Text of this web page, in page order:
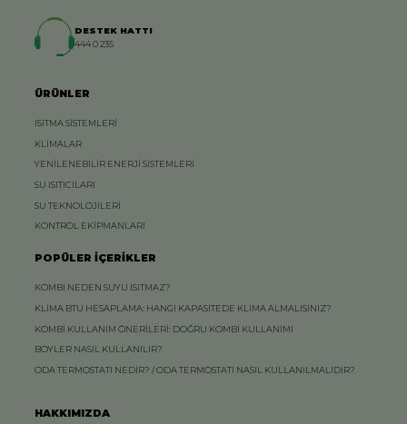
DESTEK HATTI
444 0 235
ÜRÜNLER
ISITMA SİSTEMLERİ
KLİMALAR
YENİLENEBİLİR ENERJİ SİSTEMLERİ
SU ISITICILARI
SU TEKNOLOJİLERİ
KONTROL EKİPMANLARI
POPÜLER İÇERİKLER
KOMBİ NEDEN SUYU ISITMAZ?
KLİMA BTU HESAPLAMA: HANGİ KAPASİTEDE KLİMA ALMALISINIZ?
KOMBİ KULLANIM ÖNERİLERİ: DOĞRU KOMBİ KULLANIMI
BOYLER NASIL KULLANILIR?
ODA TERMOSTATI NEDİR? / ODA TERMOSTATI NASIL KULLANILMALIDIR?
HAKKIMIZDA